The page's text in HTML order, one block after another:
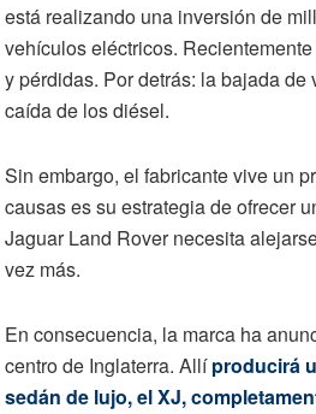
está realizando una inversión de
vehículos eléctricos. Recientemente
y pérdidas. Por detrás: la bajada
caída de los diésel.
Sin embargo, el fabricante vive un
causas es su estrategia de ofrecer
Jaguar Land Rover necesita
vez más.
En consecuencia, la marca ha
centro de Inglaterra. Allíproducirá
sedán de lujo, el XJ,